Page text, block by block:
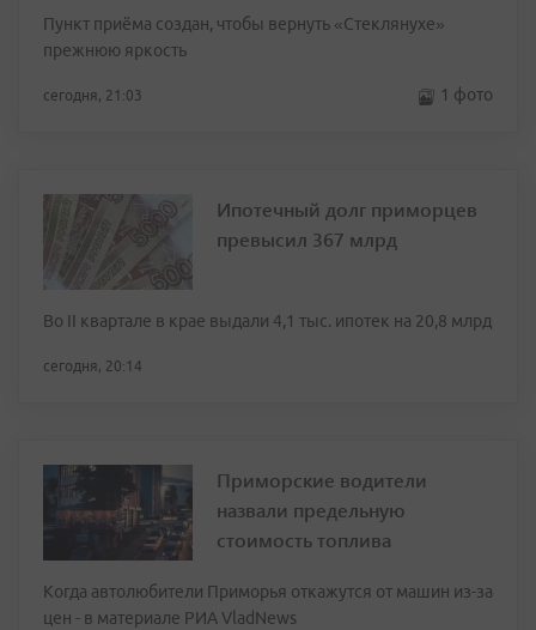
Пункт приёма создан, чтобы вернуть «Стеклянухе»
прежнюю яркость
сегодня, 21:03 1 фото
Ипотечный долг приморцев
превысил 367 млрд
Во II квартале в крае выдали 4,1 тыс. ипотек на 20,8 млрд
сегодня, 20:14
Приморские водители
назвали предельную
стоимость топлива
Когда автолюбители Приморья откажутся от машин из-за
цен - в материале РИА VladNews